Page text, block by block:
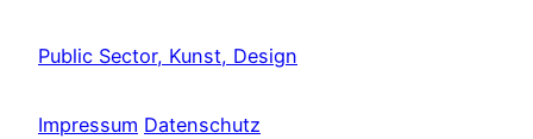
Public Sector, Kunst, Design
Impressum Datenschutz